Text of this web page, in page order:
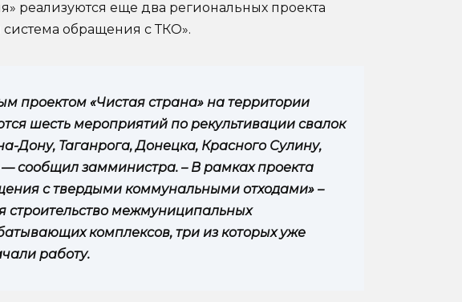
реализуются еще два региональных проекта
система обращения с ТКО».
проектом «Чистая страна» на территории
шесть мероприятий по рекультивации свалок
Дону, Таганрога, Донецка, Красного Сулину,
сообщил замминистра. – В рамках проекта
с твердыми коммунальными отходами» –
строительство межмуниципальных
комплексов, три из которых уже
работу.